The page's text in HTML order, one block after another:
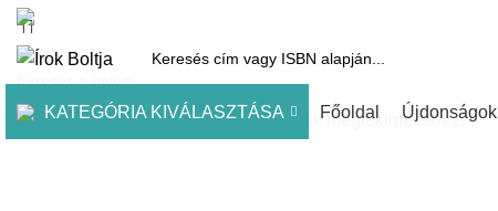
KATEGÓRIA KIVÁLASZTÁSA Főoldal Újdonságok
Kezdje el gépelni a keresett bejegyzések megtekintéséhez.